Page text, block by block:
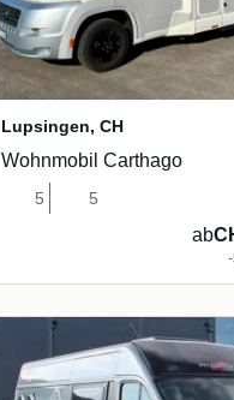
Lupsingen, CH
Wohnmobil Carthago
5 5
ab